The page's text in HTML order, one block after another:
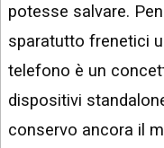
potesse salvare.
sparatutto frenetici
telefono è un
dispositivi
conservo ancora il